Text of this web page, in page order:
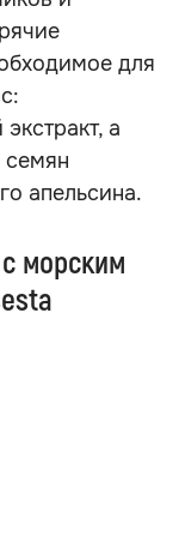
для
а
апельсина.
морским